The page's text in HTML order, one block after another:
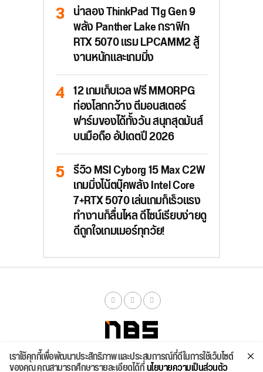
น่าลอง ThinkPad T1g Gen 9
พลัง Panther Lake กราฟิก
RTX 5070 แรม LPCAMM2 สู้
งานหนักและเกมมิ่ง
12 เกมเก็บเวล ฟรี MMORPG
ท่องโลกกว้าง ตีมอนสเตอร์
ฟาร์มของได้ทั้งวัน สนุกสุดมันส์
บนมือถือ อัปเดตปี 2026
รีวิว MSI Cyborg 15 Max C2W
เกมมิ่งโน้ตบุ๊คพลัง Intel Core
7+RTX 5070 เล่นเกมก็เร็วแรง
ทำงานก็ลื่นไหล ดีไซน์เรียบง่ายดู
ดีถูกใจเกมเมอร์ทุกวัย!
จัดสเปค ค้นหา บทความ รีวิวล่าสุด บทความยอดนิยม ติดต่อเรา
เราใช้คุกกี้เพื่อพัฒนาประสิทธิภาพ และประสบการณ์ที่ดีในการใช้เว็บไซต์
ของคุณ คุณสามารถศึกษารายละเอียดได้ที่นโยบายความเป็นส่วนตัว